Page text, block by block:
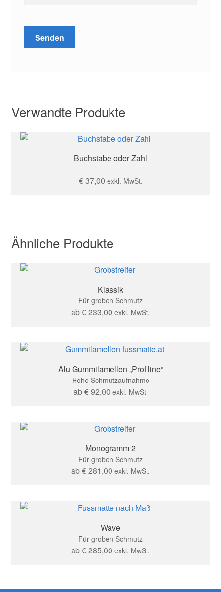
Verwandte Produkte
Buchstabe oder Zahl
€37,00 exkl. MwSt.
Ähnliche Produkte
Klassik
Für groben Schmutz
ab€233,00 exkl. MwSt.
Alu Gummilamellen „Profiline“
Hohe Schmutzaufnahme
ab€92,00 exkl. MwSt.
Monogramm 2
Für groben Schmutz
ab€281,00 exkl. MwSt.
Wave
Für groben Schmutz
ab€285,00 exkl. MwSt.